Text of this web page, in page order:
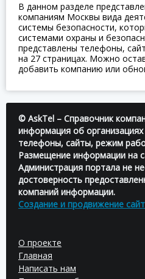
В данном разделе
компаниям Москвы вида
системы безопасности,
системами охраны и
представлены телефоны,
на 27 страницах. Можно
добавить компанию или
© AskTel – Справочник
информация об организациях
телефоны, сайты, режим
Размещение информации на
Администрация портала не
достоверность
компаний информации.
Создание и продвижение
О проекте
Главная
Написать нам